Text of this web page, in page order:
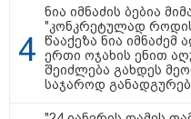
ნია იმნაძის ბებია
"კონკრეტულად
წააქეზა ნია
ერთი ოჯახის ენით
შეიძლება გახდეს
საჯაროდ